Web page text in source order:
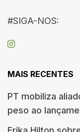
#SIGA-NOS:
MAIS RECENTES
PT mobiliza
peso ao